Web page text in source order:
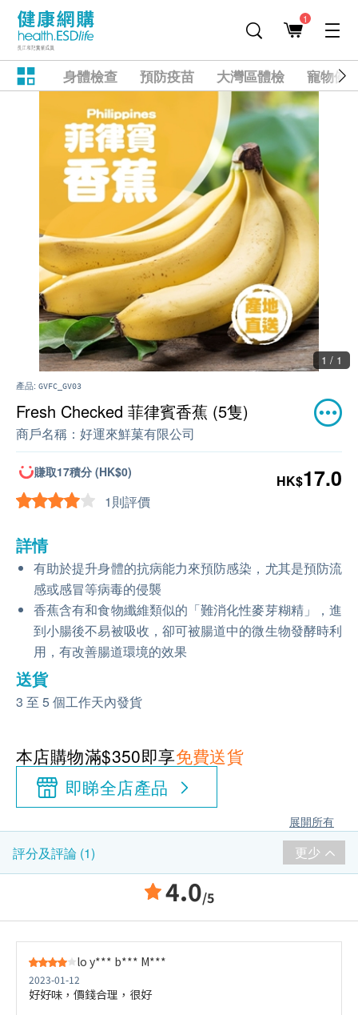
1
身體檢查 預防疫苗 大灣區體檢 寵物健
1 / 1
產品: GVFC_GV03
Fresh Checked 菲律賓香蕉 (5隻)
商戶名稱： 好運來鮮菓有限公司
賺取17積分 (HK$0)
1則評價
HK$17.0
詳情
有助於提升身體的抗病能力來預防感染，尤其是預防流
感或感冒等病毒的侵襲
香蕉含有和食物纖維類似的「難消化性麥芽糊精」，進
到小腸後不易被吸收，卻可被腸道中的微生物發酵時利
用，有改善腸道環境的效果
送貨
3 至 5 個工作天內發貨
本店購物滿$350即享免費送貨
即睇全店產品
展開所有
評分及評論 (1) 更少
4.0/5
lo y*** b*** M***
2023-01-12
好好味，價錢合理，很好